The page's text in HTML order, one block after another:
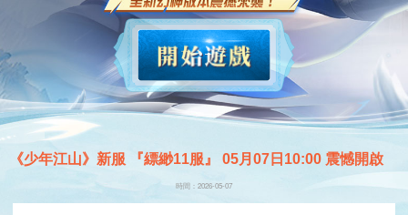
《少年江山》新服 『縹緲11服』 05月07日10:00 震憾開啟
時間：2026-05-07